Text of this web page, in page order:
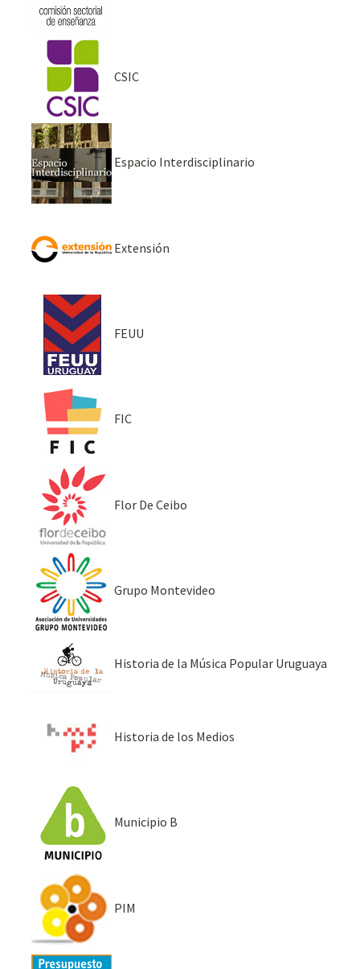
CSIC
Espacio Interdisciplinario
Extensión
FEUU
FIC
Flor De Ceibo
Grupo Montevideo
Historia de la Música Popular Uruguaya
Historia de los Medios
Municipio B
PIM